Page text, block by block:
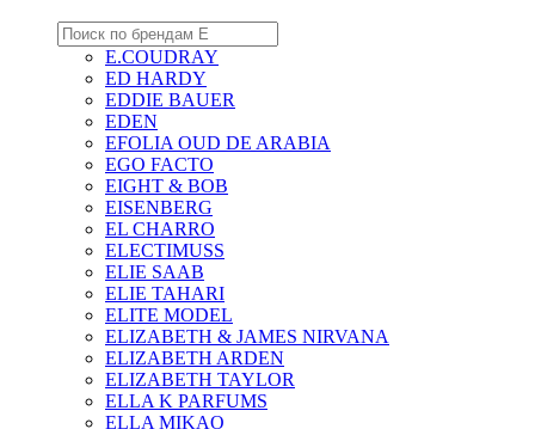
E.COUDRAY
ED HARDY
EDDIE BAUER
EDEN
EFOLIA OUD DE ARABIA
EGO FACTO
EIGHT & BOB
EISENBERG
EL CHARRO
ELECTIMUSS
ELIE SAAB
ELIE TAHARI
ELITE MODEL
ELIZABETH & JAMES NIRVANA
ELIZABETH ARDEN
ELIZABETH TAYLOR
ELLA K PARFUMS
ELLA MIKAO